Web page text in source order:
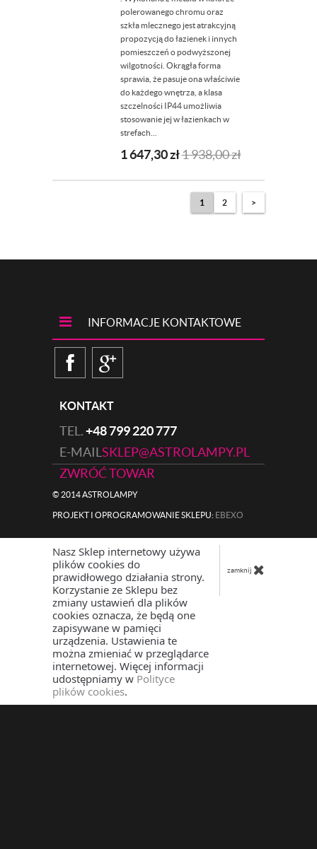
polerowanego chromu oraz
szkła mlecznego jest atrakcyjną
propozycją do łazienek i innych
pomieszczeń o podwyższonej
wilgotności. Okrągła forma
sprawia, że pasuje ona właściwie
do każdego wnętrza, a klasa
szczelności IP44 umożliwia
stosowanie jej w łazienkach w
strefach...
1 647,30zł1 938,00zł
1 2 >
INFORMACJE KONTAKTOWE
KONTAKT
TEL.+48 799 220 777
E-MAILSKLEP@ASTROLAMPY.PL
ZWRÓĆ TOWAR
© 2014 ASTROLAMPY
|
PROJEKT I OPROGRAMOWANIE SKLEPU: EBEXO
Nasz Sklep internetowy używa
plików cookies do
prawidłowego działania strony.
Korzystanie ze Sklepu bez
zmiany ustawień dla plików
cookies oznacza, że będą one
zapisywane w pamięci
urządzenia. Ustawienia te
można zmieniać w przeglądarce
internetowej. Więcej informacji
udostępniamy w Polityce
plików cookies.
zamknij